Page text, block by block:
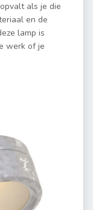
als je die
en de
lamp is
werk of je